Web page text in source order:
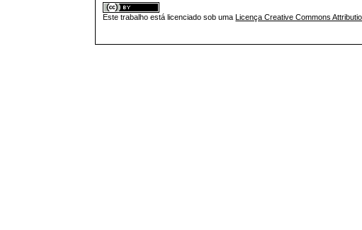
Este trabalho está licenciado sob umaLicença Creative Commons